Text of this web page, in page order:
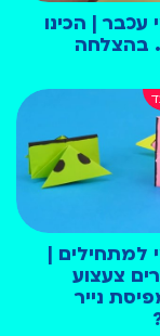
עכבר | הכינו
בהצלחה
למתחילים |
צעצוע
נייר